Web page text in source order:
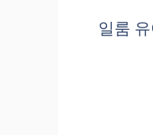
일룸